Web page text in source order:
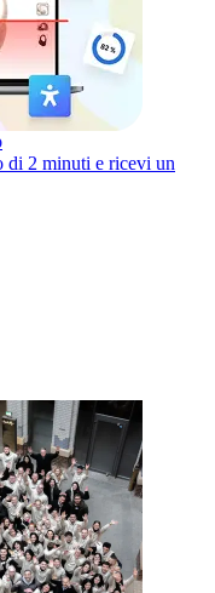
di 2 minuti e ricevi un